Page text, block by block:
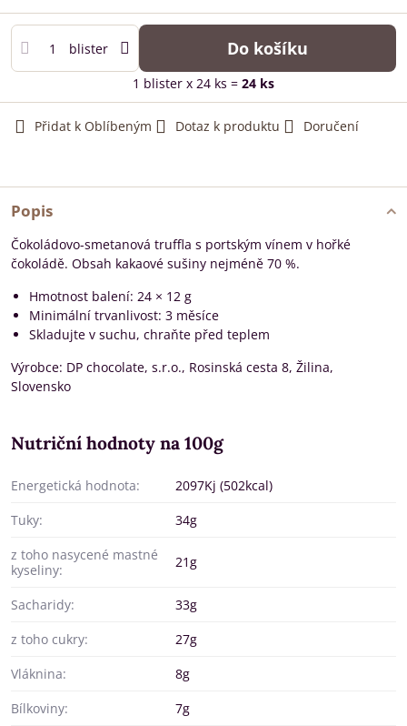
blister Do košíku
1 blister x 24 ks = 24 ks
Přidat k Oblíbeným Dotaz k produktu Doručení
Popis
Čokoládovo-smetanová truffla s portským vínem v hořké
čokoládě. Obsah kakaové sušiny nejméně 70 %.
Hmotnost balení: 24 × 12 g
Minimální trvanlivost: 3 měsíce
Skladujte v suchu, chraňte před teplem
Výrobce: DP chocolate, s.r.o., Rosinská cesta 8, Žilina,
Slovensko
Nutriční hodnoty na 100g
Energetická hodnota:
2097Kj (502kcal)
Tuky:
34g
z toho nasycené mastné
kyseliny:
21g
Sacharidy:
33g
z toho cukry:
27g
Vláknina:
8g
Bílkoviny:
7g